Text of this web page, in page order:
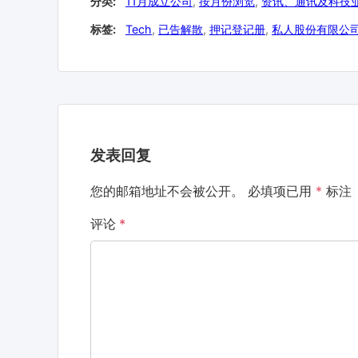
标签: Tech, 已告解散, 押记登记册, 私人股份有限公
发表回复
您的邮箱地址不会被公开。 必填项已用 * 标注
评论 *